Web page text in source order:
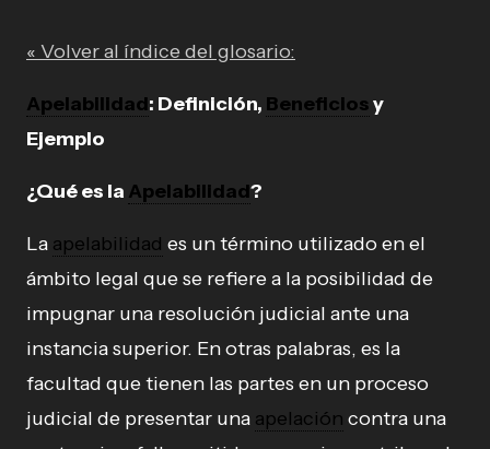
« Volver al índice del glosario:
Apelabilidad: Definición, Beneficiosy
Ejemplo
¿Qué es la Apelabilidad?
La apelabilidad es un término utilizado en el
ámbito legal que se refiere a la posibilidad de
impugnar una resolución judicial ante una
instancia superior. En otras palabras, es la
facultad que tienen las partes en un proceso
judicial de presentar una apelación contra una